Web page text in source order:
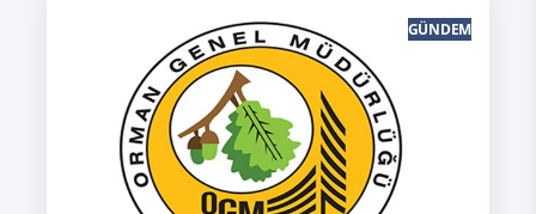
GÜNDEM